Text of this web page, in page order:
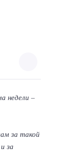
недели –
за такой
за